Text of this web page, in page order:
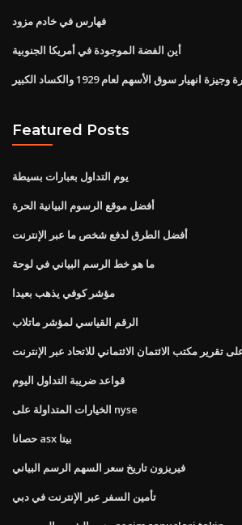
فهارس في خادم مزود
أين الفضة الموجودة في أمريكا الجنوبية
انهيار سوق الأسهم لعام 1929 والكساد الكبير
Featured Posts
يوم التداول بعبارات بسيطة
أفضل موقع الرسوم البيانية الحرة
أفضل الطرق لدفع شخص ما عبر الإنترنت
ما هو خط الرسم البياني في لوحة
مؤشر كوفي يذهب بعيدا
الرقم القياسي لمؤشر ماتلاب
تقرير مكتب الائتمان الائتماني للاتحاد عبر الإنترنت
قواعد ضريبة التداول اليوم
الخيارات المتداولة على nyse
حصانا asx بيتا
فيريزون تاريخ سعر السهم الرسم البياني
تأمين السفر عبر الإنترنت في دبي